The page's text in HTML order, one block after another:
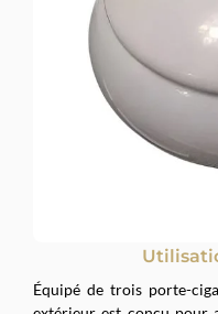
Équipé de trois porte-